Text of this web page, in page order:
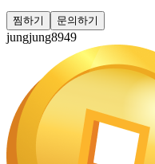
찜하기 문의하기
jungjung8949